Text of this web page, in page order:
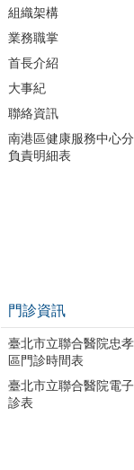
組織架構
業務職掌
首長介紹
大事紀
聯絡資訊
南港區健康服務中心
負責明細表
門診資訊
臺北市立聯合醫院忠
區門診時間表
臺北市立聯合醫院電
診表